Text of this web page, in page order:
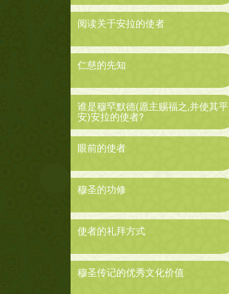
阅读关于安拉的使者
仁慈的先知
谁是穆罕默德(愿主赐福之,并使其平
安)安拉的使者?
眼前的使者
穆圣的功修
使者的礼拜方式
穆圣传记的优秀文化价值